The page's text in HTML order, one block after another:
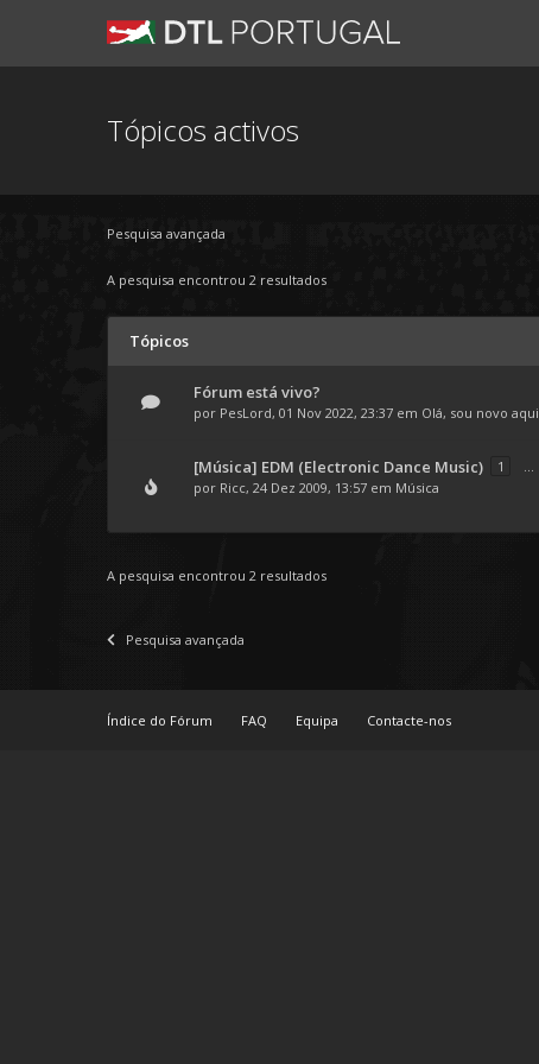
Tópicos activos
Pesquisa avançada
A pesquisa encontrou 2 resultados
Tópicos
Fórum está vivo?
por PesLord, 01 Nov 2022, 23:37 em Olá, sou novo aqui
[Música] EDM (Electronic Dance Music) 1 ...
por Ricc, 24 Dez 2009, 13:57 em Música
A pesquisa encontrou 2 resultados
Pesquisa avançada
Índice do Fórum FAQ Equipa Contacte-nos